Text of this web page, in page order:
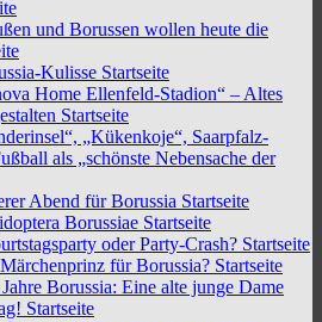
und Borussen wollen heute die
Kulisse Startseite
Home Ellenfeld-Stadion“ – Altes
Startseite
„Kükenkoje“, Saarpfalz-
als „schönste Nebensache der
Abend für Borussia Startseite
Borussiae Startseite
oder Party-Crash? Startseite
für Borussia? Startseite
Borussia: Eine alte junge Dame
Startseite